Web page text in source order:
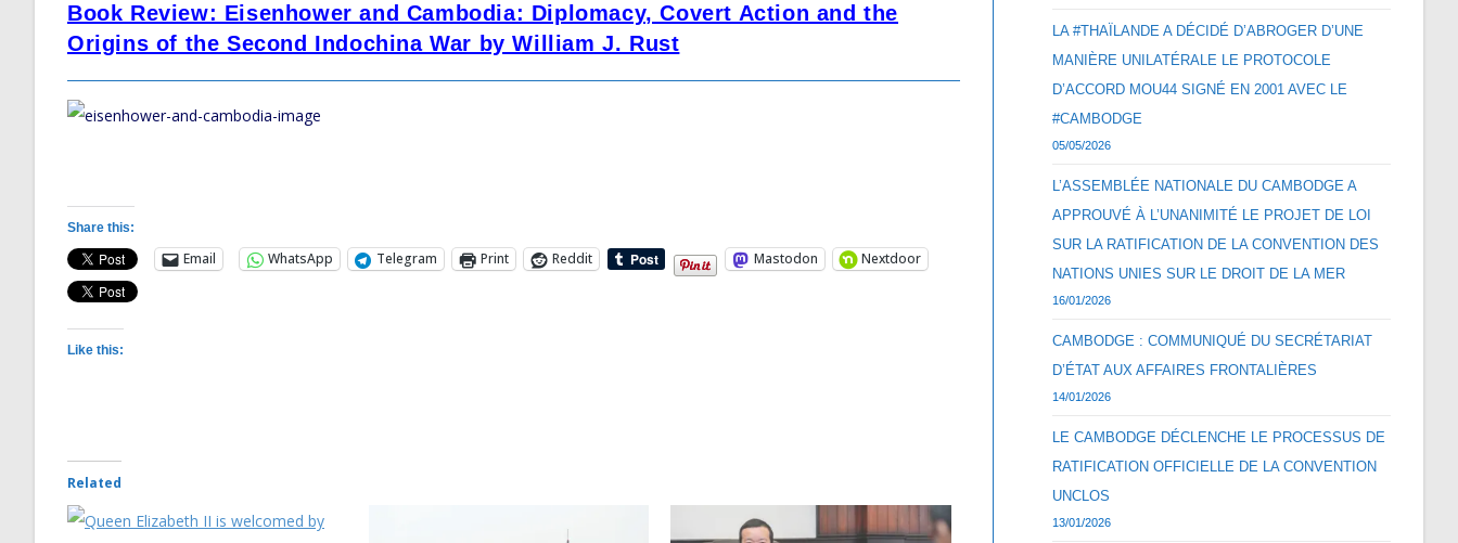
Book Review: Eisenhower and Cambodia: Diplomacy, Covert Action and the
Origins of the Second Indochina War by William J. Rust
Share this:
Email WhatsApp Telegram Print Reddit Mastodon Nextdoor
Like this:
Related
LA #THAÏLANDE A DÉCIDÉ D’ABROGER D’UNE
MANIÈRE UNILATÉRALE LE PROTOCOLE
D’ACCORD MOU44 SIGNÉ EN 2001 AVEC LE
#CAMBODGE
05/05/2026
L’ASSEMBLÉE NATIONALE DU CAMBODGE A
APPROUVÉ À L’UNANIMITÉ LE PROJET DE LOI
SUR LA RATIFICATION DE LA CONVENTION DES
NATIONS UNIES SUR LE DROIT DE LA MER
16/01/2026
CAMBODGE : COMMUNIQUÉ DU SECRÉTARIAT
D’ÉTAT AUX AFFAIRES FRONTALIÈRES
14/01/2026
LE CAMBODGE DÉCLENCHE LE PROCESSUS DE
RATIFICATION OFFICIELLE DE LA CONVENTION
UNCLOS
13/01/2026